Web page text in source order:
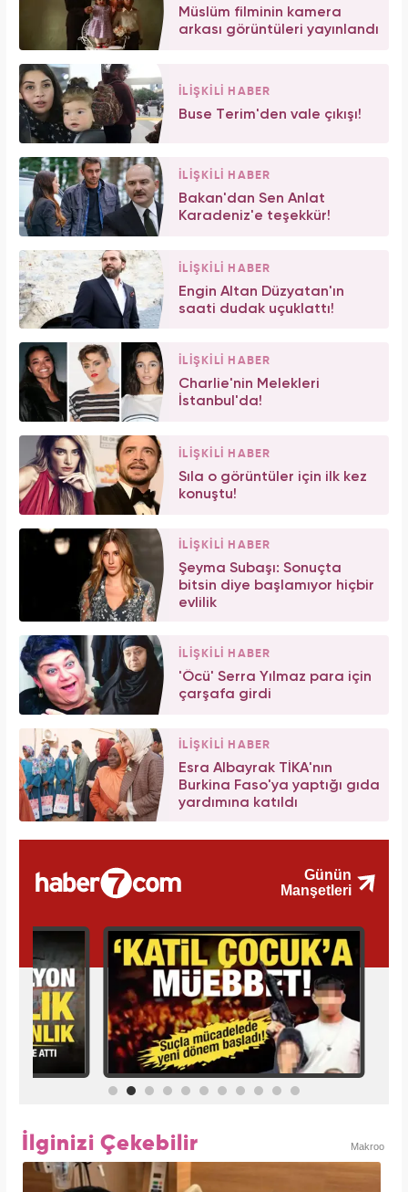
Müslüm filminin kamera
arkası görüntüleri yayınlandı
İLİŞKİLİ HABER
Buse Terim'den vale çıkışı!
İLİŞKİLİ HABER
Bakan'dan Sen Anlat
Karadeniz'e teşekkür!
İLİŞKİLİ HABER
Engin Altan Düzyatan'ın
saati dudak uçuklattı!
İLİŞKİLİ HABER
Charlie'nin Melekleri
İstanbul'da!
İLİŞKİLİ HABER
Sıla o görüntüler için ilk kez
konuştu!
İLİŞKİLİ HABER
Şeyma Subaşı: Sonuçta
bitsin diye başlamıyor hiçbir
evlilik
İLİŞKİLİ HABER
'Öcü' Serra Yılmaz para için
çarşafa girdi
İLİŞKİLİ HABER
Esra Albayrak TİKA'nın
Burkina Faso'ya yaptığı gıda
yardımına katıldı
İlginizi Çekebilir Makroo